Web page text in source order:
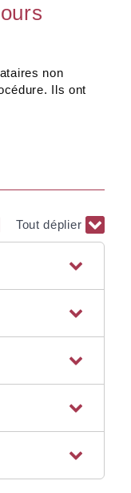
non
Ils ont
Tout déplier